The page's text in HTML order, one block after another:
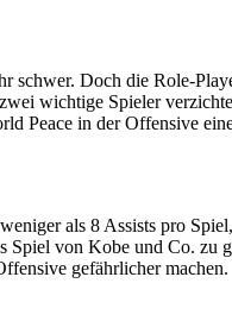
schwer. Doch die Role-
wichtige Spieler
Peace in der Offensive
als 8 Assists pro
Spiel von Kobe und Co.
gefährlicher machen.